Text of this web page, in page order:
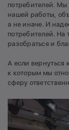
потребителей. Мы
нашей работы,
а не иначе. И
потребителей.
разобраться и
А если вернуться
к которым мы
сферу